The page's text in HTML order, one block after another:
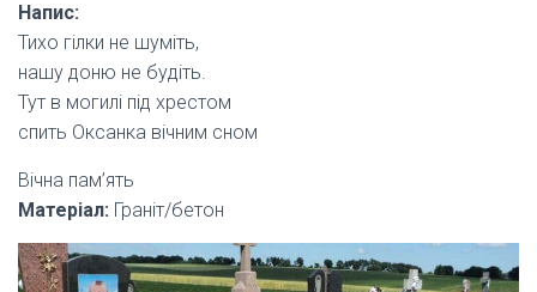
Напис:
Тихо гілки не шуміть,
нашу доню не будіть.
Тут в могилі під хрестом
спить Оксанка вічним сном
Вічна пам’ять
Матеріал: Граніт/бетон